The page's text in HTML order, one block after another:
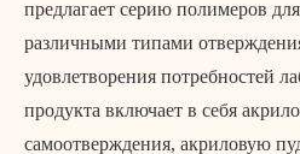
предлагает серию полимеров
различными типами
удовлетворения потребностей
продукта включает в себя
самоотверждения, акриловую